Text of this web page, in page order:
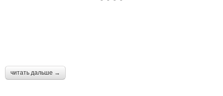
читать дальше →